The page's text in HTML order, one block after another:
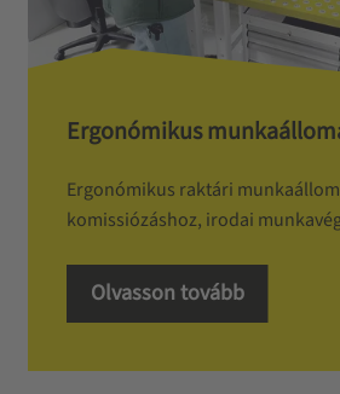
Ergonómikus
Ergonómikus raktári
komissiózáshoz, irodai
Olvasson tovább